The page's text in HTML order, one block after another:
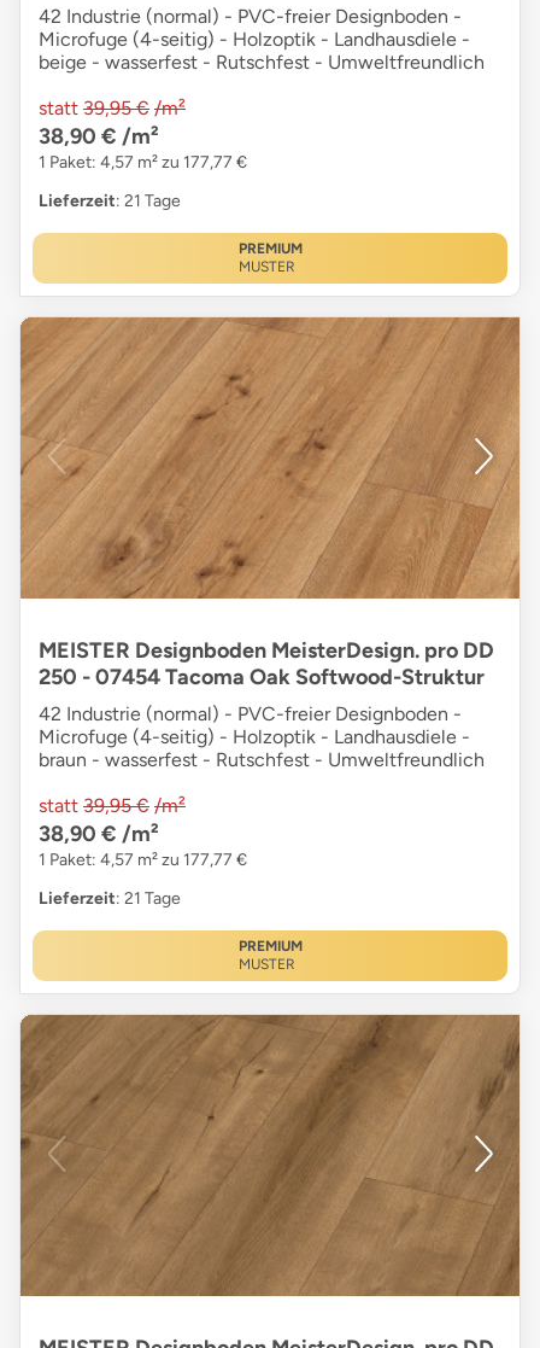
42 Industrie (normal) - PVC-freier Designboden -
Microfuge (4-seitig) - Holzoptik - Landhausdiele -
beige - wasserfest - Rutschfest - Umweltfreundlich
statt 39,95 € /m²
38,90 € /m²
1 Paket: 4,57 m² zu 177,77 €
Lieferzeit: 21 Tage
PREMIUM
MUSTER
MEISTER Designboden MeisterDesign. pro DD
250 - 07454 Tacoma Oak Softwood-Struktur
42 Industrie (normal) - PVC-freier Designboden -
Microfuge (4-seitig) - Holzoptik - Landhausdiele -
braun - wasserfest - Rutschfest - Umweltfreundlich
statt 39,95 € /m²
38,90 € /m²
1 Paket: 4,57 m² zu 177,77 €
Lieferzeit: 21 Tage
PREMIUM
MUSTER